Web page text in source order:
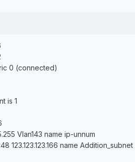
0 (connected)
is 1
Vlan143 name ip-unnum
123.123.123.166 name Addition_subnet